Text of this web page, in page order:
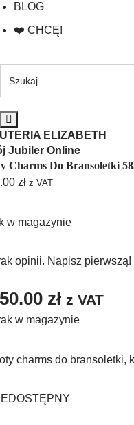
BLOG
❤️ CHCĘ!
ELIZABETH
Jubiler Online
Charms Do Bransoletki
zł z VAT
w magazynie
opinii. Napisz pierwszą!
zł z VAT
w magazynie
charms do bransoletki,